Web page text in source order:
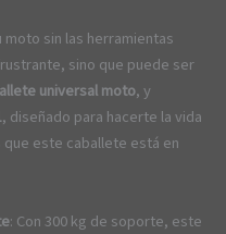
sin las herramientas
sino que puede ser
universal moto, y
, diseñado para hacerte la vida
este caballete está en
: Con 300 kg de soporte, este